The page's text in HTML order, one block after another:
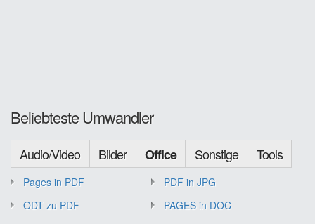
Beliebteste Umwandler
Audio/Video Bilder Office Sonstige Tools
Pages in PDF
PDF in JPG
ODT zu PDF
PAGES in DOC